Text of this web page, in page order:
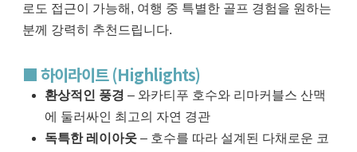
로도 접근이 가능해, 여행 중 특별한 골프 경험을 원하는
분께 강력히 추천드립니다.
■ 하이라이트 (Highlights)
환상적인 풍경 – 와카티푸 호수와 리마커블스 산맥
에 둘러싸인 최고의 자연 경관
독특한 레이아웃 – 호수를 따라 설계된 다채로운 코